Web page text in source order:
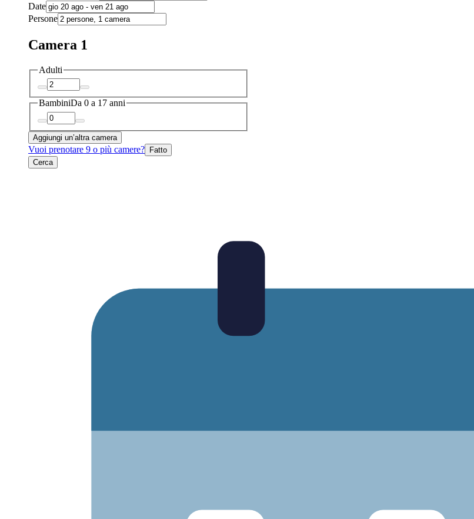
Date
Persone
Camera 1
Adulti
BambiniDa 0 a 17 anni
Aggiungi un’altra camera
Vuoi prenotare 9 o più camere? Fatto
Cerca